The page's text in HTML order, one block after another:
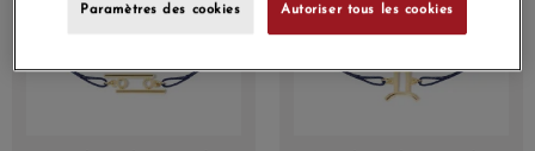
Paramètres des cookies Autoriser tous les cookies